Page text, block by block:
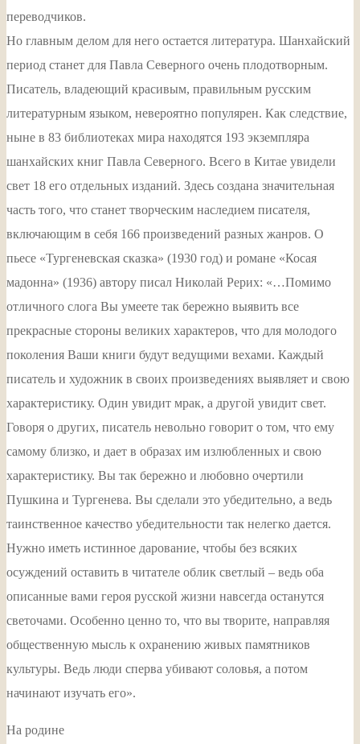
переводчиков.
Но главным делом для него остается литература. Шанхайский
период станет для Павла Северного очень плодотворным.
Писатель, владеющий красивым, правильным русским
литературным языком, невероятно популярен. Как следствие,
ныне в 83 библиотеках мира находятся 193 экземпляра
шанхайских книг Павла Северного. Всего в Китае увидели
свет 18 его отдельных изданий. Здесь создана значительная
часть того, что станет творческим наследием писателя,
включающим в себя 166 произведений разных жанров. О
пьесе «Тургеневская сказка» (1930 год) и романе «Косая
мадонна» (1936) автору писал Николай Рерих: «…Помимо
отличного слога Вы умеете так бережно выявить все
прекрасные стороны великих характеров, что для молодого
поколения Ваши книги будут ведущими вехами. Каждый
писатель и художник в своих произведениях выявляет и свою
характеристику. Один увидит мрак, а другой увидит свет.
Говоря о других, писатель невольно говорит о том, что ему
самому близко, и дает в образах им излюбленных и свою
характеристику. Вы так бережно и любовно очертили
Пушкина и Тургенева. Вы сделали это убедительно, а ведь
таинственное качество убедительности так нелегко дается.
Нужно иметь истинное дарование, чтобы без всяких
осуждений оставить в читателе облик светлый – ведь оба
описанные вами героя русской жизни навсегда останутся
светочами. Особенно ценно то, что вы творите, направляя
общественную мысль к охранению живых памятников
культуры. Ведь люди сперва убивают соловья, а потом
начинают изучать его».
На родине